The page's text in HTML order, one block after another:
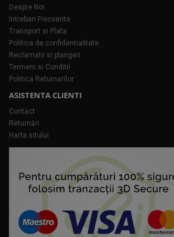
Despre Noi
Intrebari Frecvente
Transport si Plata
Politica de confidentialitate
Reclamatii si plangeri
Termeni si Conditii
Politica Returnarilor
ASISTENTA CLIENTI
Contact
Returnări
Harta sitului